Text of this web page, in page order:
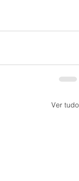
Ver tudo